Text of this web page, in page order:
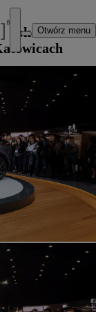
Otwórz menu
pokazane